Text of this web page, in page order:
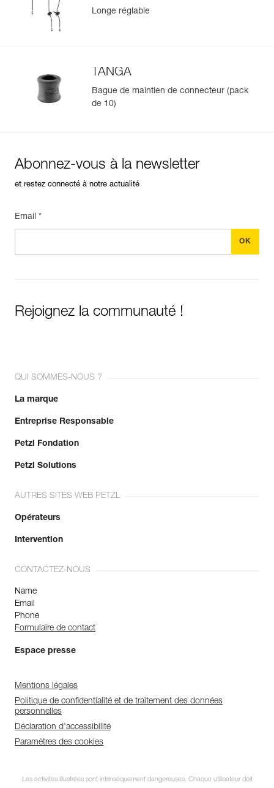
Longe réglable
TANGA
Bague de maintien de connecteur (pack
de 10)
Abonnez-vous à la newsletter
et restez connecté à notre actualité
Email *
Rejoignez la communauté !
QUI SOMMES-NOUS ?
La marque
Entreprise Responsable
Petzl Fondation
Petzl Solutions
AUTRES SITES WEB PETZL
Opérateurs
Intervention
CONTACTEZ-NOUS
Name
Email
Phone
Formulaire de contact
Espace presse
Mentions légales
Politique de confidentialité et de traitement des données
personnelles
Déclaration d'accessibilité
Paramètres des cookies
Les activités illustrées sont intrinsèquement dangereuses. Chaque utilisateur doit